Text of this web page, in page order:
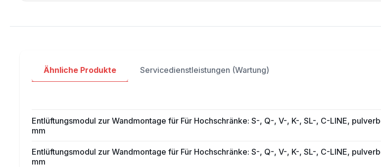
Ähnliche Produkte Servicedienstleistungen (Wartung)
Entlüftungsmodul zur Wandmontage für Für Hochschränke: S-, Q-, V-, K-, SL-, C-LINE,
mm
Entlüftungsmodul zur Wandmontage für Für Hochschränke: S-, Q-, V-, K-, SL-, C-LINE,
mm